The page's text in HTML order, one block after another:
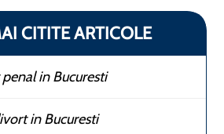
CITITE ARTICOLE
in Bucuresti
in Bucuresti